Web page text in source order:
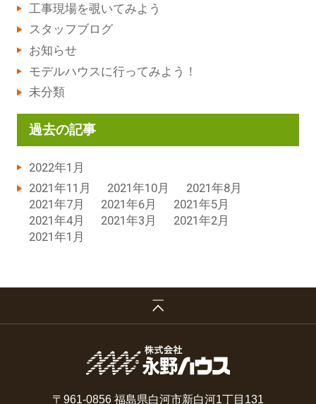
工事現場を覗いてみよう
スタッフブログ
お知らせ
モデルハウスに行ってみよう！
未分類
過去の記事
2022年1月
2021年11月
2021年10月
2021年8月
2021年7月
2021年6月
2021年5月
2021年4月
2021年3月
2021年2月
2021年1月
〒961-0856 福島県白河市新白河1丁目131